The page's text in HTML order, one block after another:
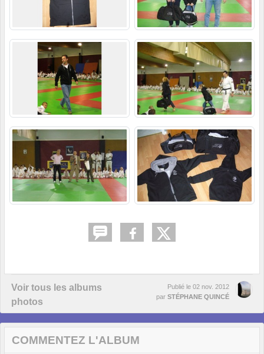
Voir tous les albums
photos
Publié le 02 nov. 2012
par STÉPHANE QUINCÉ
COMMENTEZ L'ALBUM